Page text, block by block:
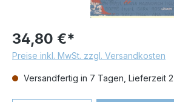
34,80 €*
Preise inkl. MwSt. zzgl. Versandkosten
Versandfertig in 7 Tagen, Lieferzeit